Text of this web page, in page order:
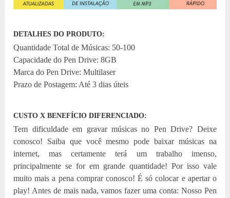
DETALHES DO PRODUTO:
Quantidade Total de Músicas: 50-100
Capacidade do Pen Drive: 8GB
Marca do Pen Drive: Multilaser
Prazo de Postagem: Até 3 dias úteis
CUSTO X BENEFÍCIO DIFERENCIADO:
Tem dificuldade em gravar músicas no Pen Drive? Deixe
conosco! Saiba que você mesmo pode baixar músicas na
internet, mas certamente terá um trabalho imenso,
principalmente se for em grande quantidade! Por isso vale
muito mais a pena comprar conosco! É só colocar e apertar o
play! Antes de mais nada, vamos fazer uma conta: Nosso Pen